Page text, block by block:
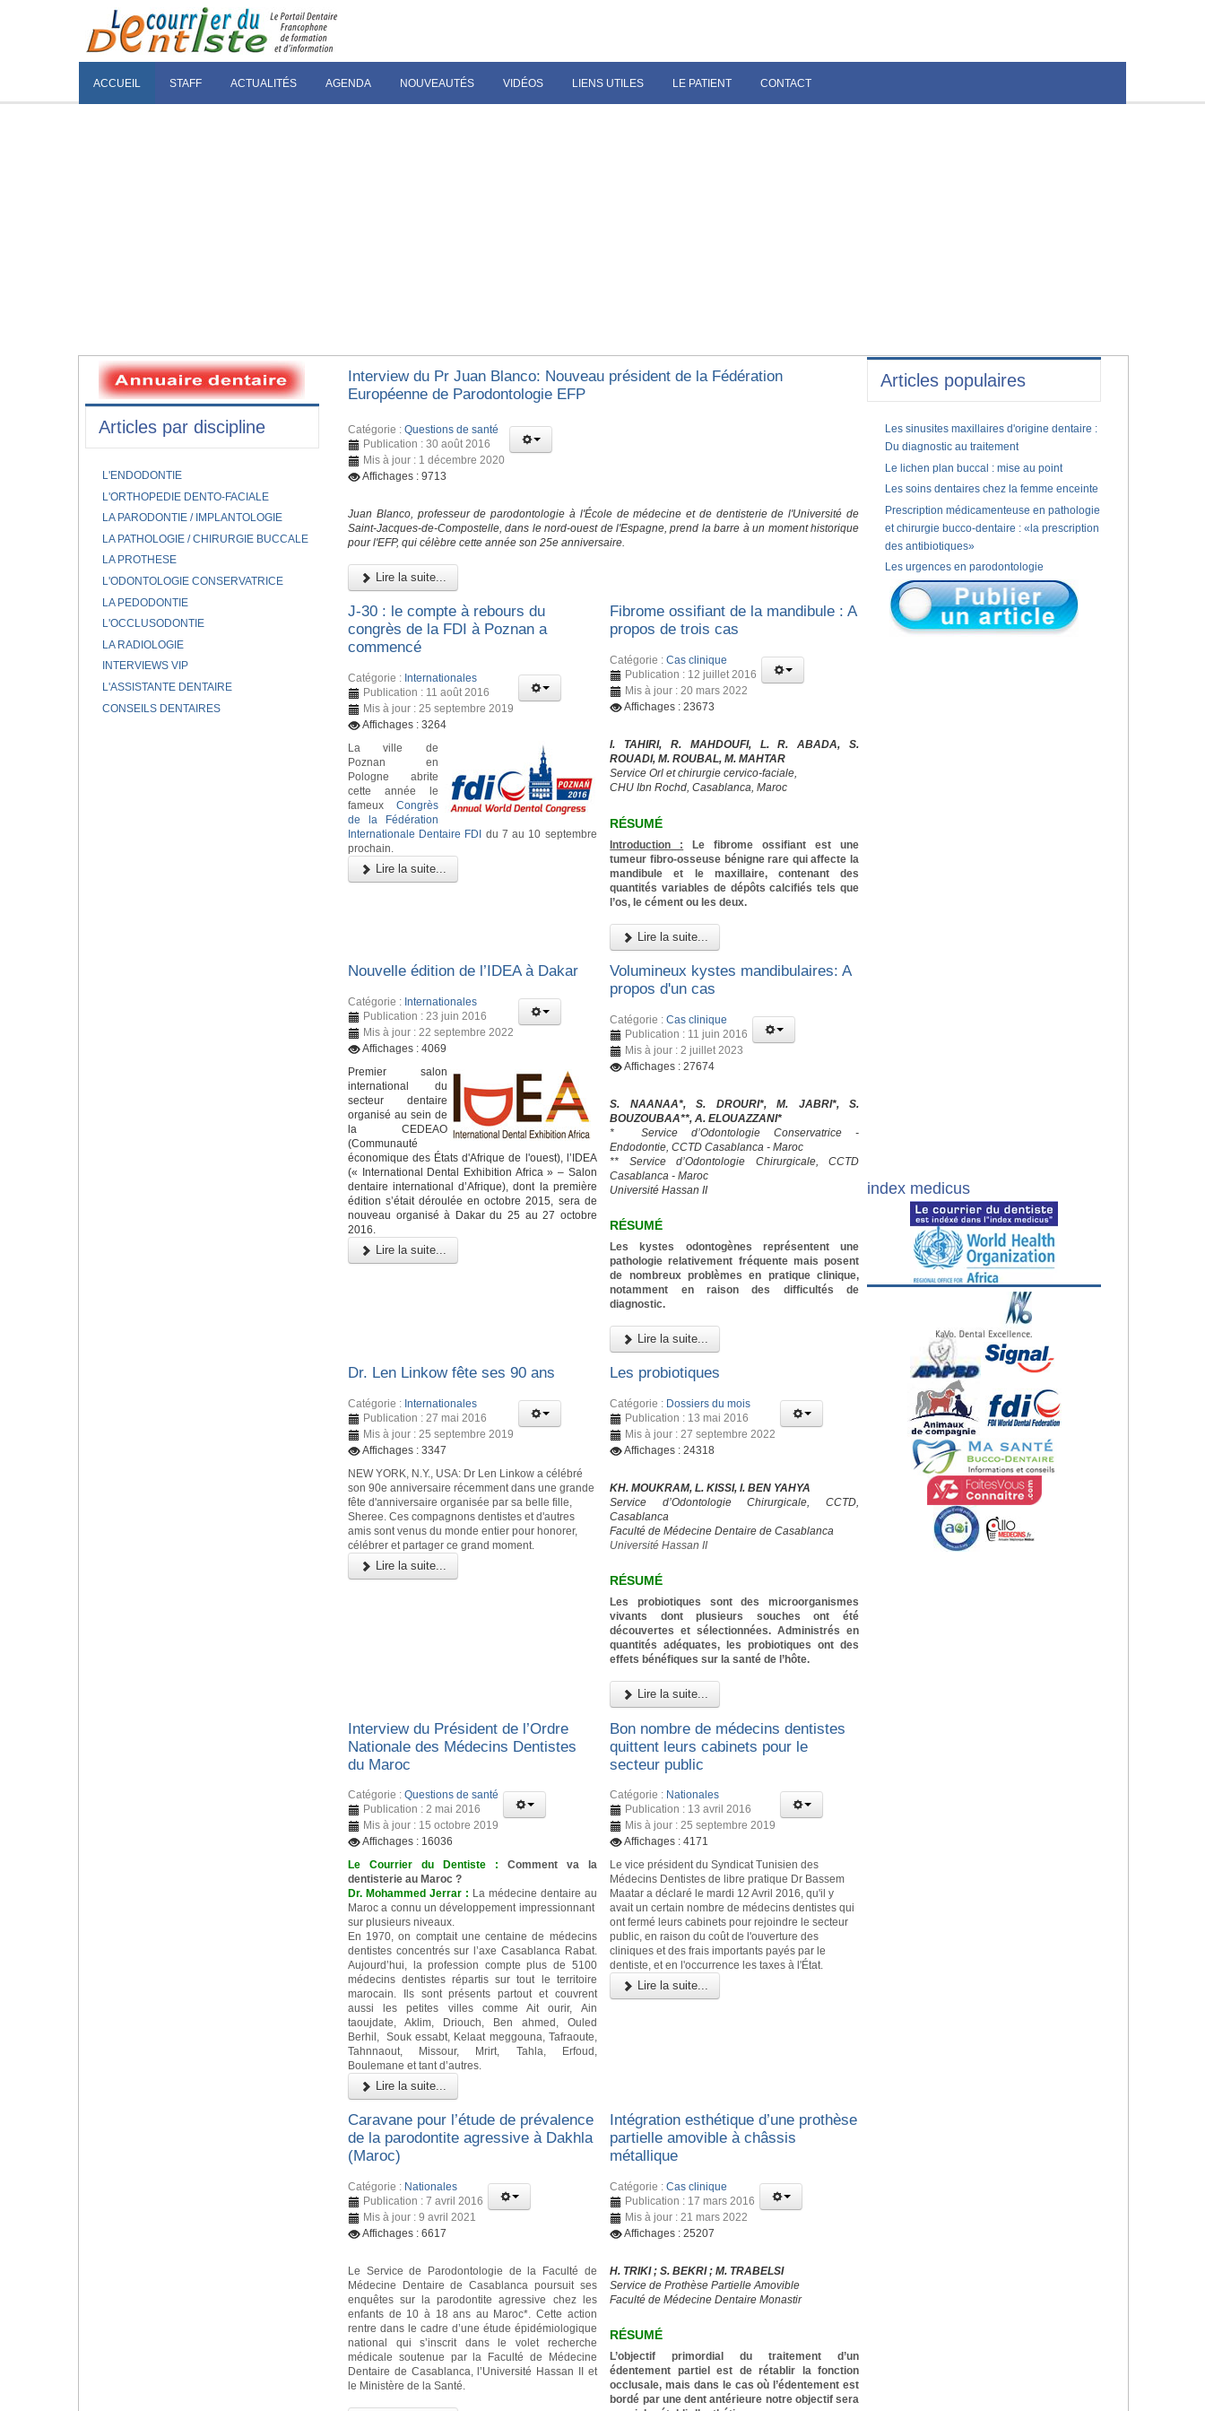
ACCUEIL STAFF ACTUALITÉS AGENDA NOUVEAUTÉS VIDÉOS LIENS UTILES LE PATIENT CONTACT
Interview du Pr Juan Blanco: Nouveau président de la Fédération
Européenne de Parodontologie EFP
Catégorie : Questions de santé
Publication : 30 août 2016
Mis à jour : 1 décembre 2020
Affichages : 9713
Juan Blanco, professeur de parodontologie à l'École de médecine et de dentisterie de l'Université de
Saint-Jacques-de-Compostelle, dans le nord-ouest de l'Espagne, prend la barre à un moment historique
pour l'EFP, qui célèbre cette année son 25e anniversaire.
Lire la suite...
J-30 : le compte à rebours du
congrès de la FDI à Poznan a
commencé
Catégorie : Internationales
Publication : 11 août 2016
Mis à jour : 25 septembre 2019
Affichages : 3264
La ville de
Poznan en
Pologne abrite
cette année le
fameux Congrès
de la Fédération
Internationale Dentaire FDI du 7 au 10 septembre
prochain.
Lire la suite...
Fibrome ossifiant de la mandibule : A
propos de trois cas
Catégorie :Cas clinique
Publication : 12 juillet 2016
Mis à jour : 20 mars 2022
Affichages : 23673
I. TAHIRI, R. MAHDOUFI, L. R. ABADA, S.
ROUADI, M. ROUBAL, M. MAHTAR
Service Orl et chirurgie cervico-faciale,
CHU Ibn Rochd, Casablanca, Maroc
RÉSUMÉ
Introduction : Le fibrome ossifiant est une
tumeur fibro-osseuse bénigne rare qui affecte la
mandibule et le maxillaire, contenant des
quantités variables de dépôts calcifiés tels que
l’os, le cément ou les deux.
Lire la suite...
Nouvelle édition de l’IDEA à Dakar
Catégorie : Internationales
Publication : 23 juin 2016
Mis à jour : 22 septembre 2022
Affichages : 4069
Premier salon
international du
secteur dentaire
organisé au sein de
la CEDEAO
(Communauté
économique des États d'Afrique de l'ouest), l’IDEA
(« International Dental Exhibition Africa » – Salon
dentaire international d’Afrique), dont la première
édition s’était déroulée en octobre 2015, sera de
nouveau organisé à Dakar du 25 au 27 octobre
2016.
Lire la suite...
Volumineux kystes mandibulaires: A
propos d'un cas
Catégorie :Cas clinique
Publication : 11 juin 2016
Mis à jour : 2 juillet 2023
Affichages : 27674
S. NAANAA*, S. DROURI*, M. JABRI*, S.
BOUZOUBAA**, A. ELOUAZZANI*
* Service d’Odontologie Conservatrice -
Endodontie, CCTD Casablanca - Maroc
** Service d’Odontologie Chirurgicale, CCTD
Casablanca - Maroc
Université Hassan II
RÉSUMÉ
Les kystes odontogènes représentent une
pathologie relativement fréquente mais posent
de nombreux problèmes en pratique clinique,
notamment en raison des difficultés de
diagnostic.
Lire la suite...
Dr. Len Linkow fête ses 90 ans
Catégorie : Internationales
Publication : 27 mai 2016
Mis à jour : 25 septembre 2019
Affichages : 3347
NEW YORK, N.Y., USA: Dr Len Linkow a célébré
son 90e anniversaire récemment dans une grande
fête d'anniversaire organisée par sa belle fille,
Sheree. Ces compagnons dentistes et d'autres
amis sont venus du monde entier pour honorer,
célébrer et partager ce grand moment.
Lire la suite...
Les probiotiques
Catégorie : Dossiers du mois
Publication : 13 mai 2016
Mis à jour : 27 septembre 2022
Affichages : 24318
KH. MOUKRAM, L. KISSI, I. BEN YAHYA
Service d’Odontologie Chirurgicale, CCTD,
Casablanca
Faculté de Médecine Dentaire de Casablanca
Université Hassan II
RÉSUMÉ
Les probiotiques sont des microorganismes
vivants dont plusieurs souches ont été
découvertes et sélectionnées. Administrés en
quantités adéquates, les probiotiques ont des
effets bénéfiques sur la santé de l’hôte.
Lire la suite...
Interview du Président de l’Ordre
Nationale des Médecins Dentistes
du Maroc
Catégorie : Questions de santé
Publication : 2 mai 2016
Mis à jour : 15 octobre 2019
Affichages : 16036
Le Courrier du Dentiste :
Comment va la
dentisterie au Maroc ?
Dr. Mohammed Jerrar : La médecine dentaire au
Maroc a connu un développement impressionnant
sur plusieurs niveaux.
En 1970, on comptait une centaine de médecins
dentistes concentrés sur l’axe Casablanca Rabat.
Aujourd’hui, la profession compte plus de 5100
médecins dentistes répartis sur tout le territoire
marocain. Ils sont présents partout et couvrent
aussi les petites villes comme Ait ourir, Ain
taoujdate, Aklim, Driouch, Ben ahmed, Ouled
Berhil, Souk essabt, Kelaat meggouna, Tafraoute,
Tahnnaout, Missour, Mrirt, Tahla, Erfoud,
Boulemane et tant d’autres.
Lire la suite...
Bon nombre de médecins dentistes
quittent leurs cabinets pour le
secteur public
Catégorie : Nationales
Publication : 13 avril 2016
Mis à jour : 25 septembre 2019
Affichages : 4171
Le vice président du Syndicat Tunisien des
Médecins Dentistes de libre pratique Dr Bassem
Maatar a déclaré le mardi 12 Avril 2016, qu'il y
avait un certain nombre de médecins dentistes qui
ont fermé leurs cabinets pour rejoindre le secteur
public, en raison du coût de l'ouverture des
cliniques et des frais importants payés par le
dentiste, et en l'occurrence les taxes à l'État.
Lire la suite...
Caravane pour l’étude de prévalence
de la parodontite agressive à Dakhla
(Maroc)
Catégorie : Nationales
Publication : 7 avril 2016
Mis à jour : 9 avril 2021
Affichages : 6617
Le Service de Parodontologie de la Faculté de
Médecine Dentaire de Casablanca poursuit ses
enquêtes sur la parodontite agressive chez les
enfants de 10 à 18 ans au Maroc*. Cette action
rentre dans le cadre d’une étude épidémiologique
national qui s’inscrit dans le volet recherche
médicale soutenue par la Faculté de Médecine
Dentaire de Casablanca, l’Université Hassan II et
le Ministère de la Santé.
Intégration esthétique d’une prothèse
partielle amovible à châssis
métallique
Catégorie :Cas clinique
Publication : 17 mars 2016
Mis à jour : 21 mars 2022
Affichages : 25207
H. TRIKI ; S. BEKRI ; M. TRABELSI
Service de Prothèse Partielle Amovible
Faculté de Médecine Dentaire Monastir
RÉSUMÉ
L’objectif primordial du traitement d’un
édentement partiel est de rétablir la fonction
occlusale, mais dans le cas où l’édentement est
bordé par une dent antérieure notre objectif sera
Articles par discipline
L'ENDODONTIE
L'ORTHOPEDIE DENTO-FACIALE
LA PARODONTIE / IMPLANTOLOGIE
LA PATHOLOGIE / CHIRURGIE BUCCALE
LA PROTHESE
L'ODONTOLOGIE CONSERVATRICE
LA PEDODONTIE
L'OCCLUSODONTIE
LA RADIOLOGIE
INTERVIEWS VIP
L'ASSISTANTE DENTAIRE
CONSEILS DENTAIRES
Articles populaires
Les sinusites maxillaires d'origine dentaire :
Du diagnostic au traitement
Le lichen plan buccal : mise au point
Les soins dentaires chez la femme enceinte
Prescription médicamenteuse en pathologie
et chirurgie bucco-dentaire : «la prescription
des antibiotiques»
Les urgences en parodontologie
index medicus